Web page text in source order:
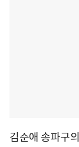
김순애 송파구